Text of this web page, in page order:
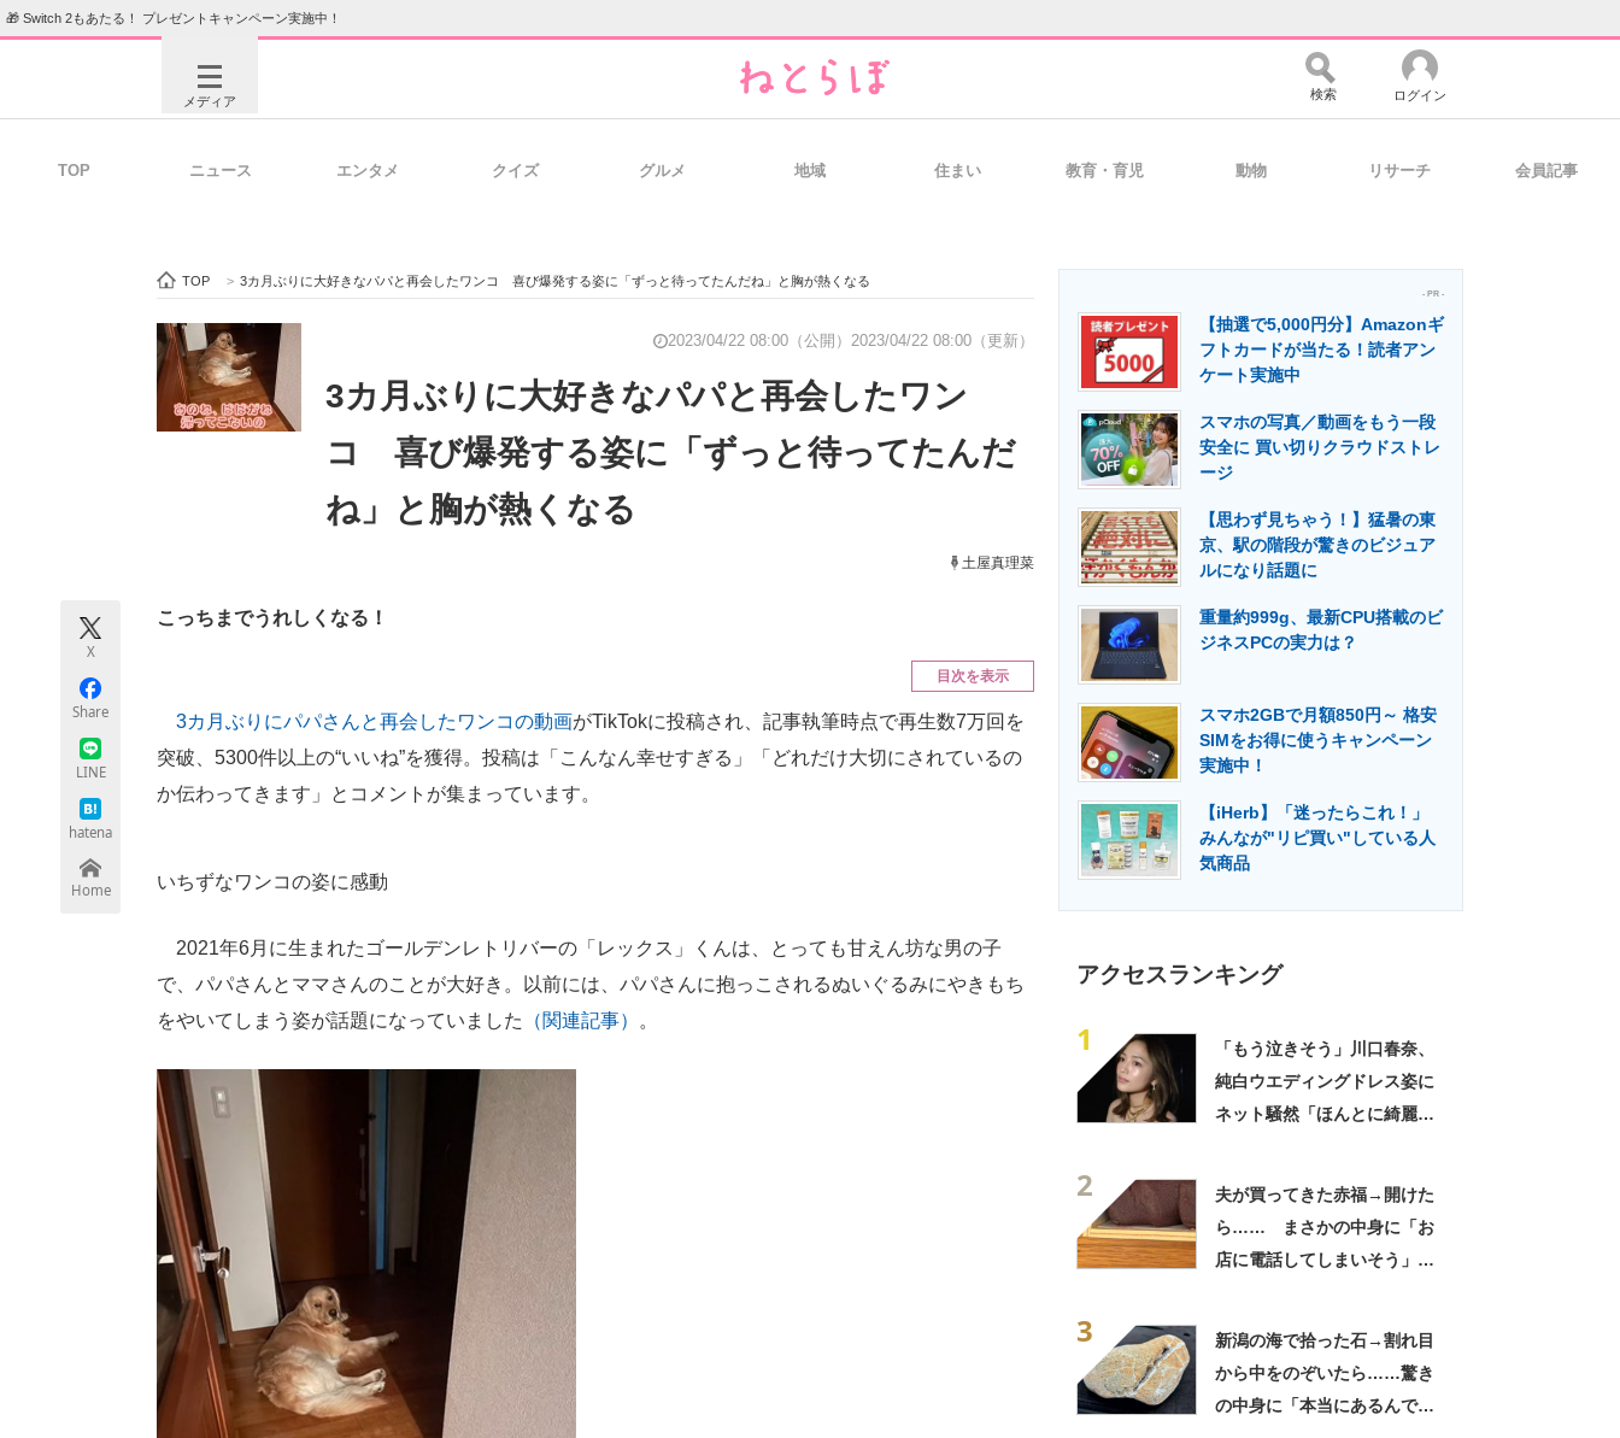
🎁 Switch 2もあたる！ プレゼントキャンペーン実施中！
メディア
ビジネスと働き方のヒント 経営リーダーのコミュニティ マーケ×ITの今がよく分かる
ITエンジニア向け専門サイト 企業向けIT製品の総合サイト IT製品の技術・比較・事例 製造業のIT導入・活用を支援
エネルギーの専門メディア 建設×テクノロジーの最前線
検索 ログイン
TOP ニュース エンタメ クイズ グルメ 地域 住まい 教育・育児 動物 リサーチ 会員記事
TOP > 3カ月ぶりに大好きなパパと再会したワンコ 喜び爆発する姿に「ずっと待ってたんだね」と胸が熱くなる
2023/04/22 08:00（公開） 2023/04/22 08:00（更新）
3カ月ぶりに大好きなパパと再会したワン
コ 喜び爆発する姿に「ずっと待ってたんだ
ね」と胸が熱くなる
土屋真理菜
X
Share
LINE
hatena
Home
こっちまでうれしくなる！
目次を表示
3カ月ぶりにパパさんと再会したワンコの動画がTikTokに投稿され、記事執筆時点で再生数7万回を
突破、5300件以上の“いいね”を獲得。投稿は「こんなん幸せすぎる」「どれだけ大切にされているの
か伝わってきます」とコメントが集まっています。
いちずなワンコの姿に感動
2021年6月に生まれたゴールデンレトリバーの「レックス」くんは、とっても甘えん坊な男の子
で、パパさんとママさんのことが大好き。以前には、パパさんに抱っこされるぬいぐるみにやきもち
をやいてしまう姿が話題になっていました
（関連記事） 。
- PR -
【抽選で5,000円分】Amazonギ
フトカードが当たる！読者アン
ケート実施中
スマホの写真／動画をもう一段
安全に 買い切りクラウドストレ
ージ
【思わず見ちゃう！】猛暑の東
京、駅の階段が驚きのビジュア
ルになり話題に
重量約999g、最新CPU搭載のビ
ジネスPCの実力は？
スマホ2GBで月額850円～ 格安
SIMをお得に使うキャンペーン
実施中！
【iHerb】「迷ったらこれ！」
みんなが"リピ買い"している人
気商品
アクセスランキング
1
「もう泣きそう」川口春奈、
純白ウエディングドレス姿に
ネット騒然「ほんとに綺麗」
2
夫が買ってきた赤福→開けた
ら…… まさかの中身に「お
店に電話してしまいそう」
3
新潟の海で拾った石→割れ目
から中をのぞいたら……驚き
の中身に「本当にあるんです